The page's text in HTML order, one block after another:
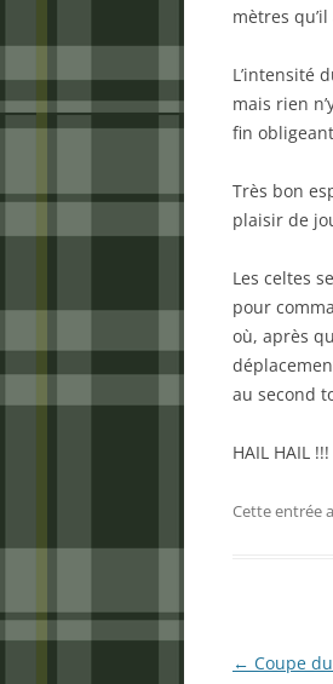
mètres
L’intensité
mais rien
fin
Très bon
plaisir de
Les celtes
pour
où, après
au second
HAIL HAIL !!!
Cette entrée
Navigation
← Coupe